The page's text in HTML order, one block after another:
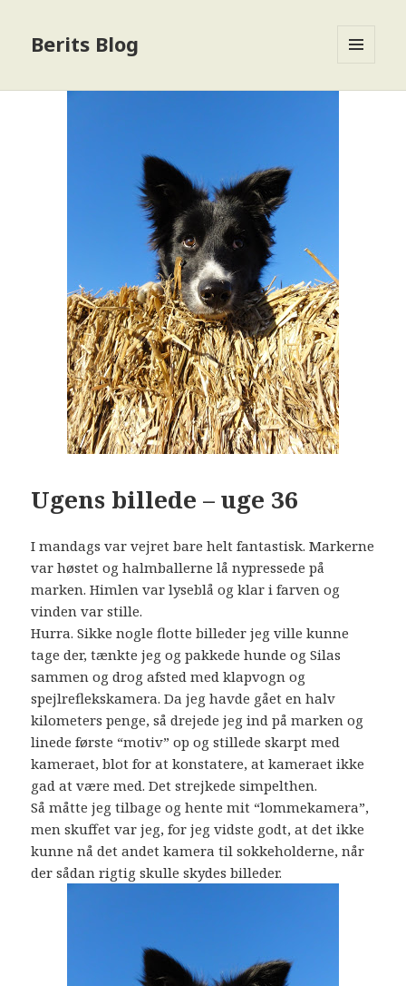
Berits Blog
Ugens billede – uge 36
I mandags var vejret bare helt fantastisk. Markerne
var høstet og halmballerne lå nypressede på
marken. Himlen var lyseblå og klar i farven og
vinden var stille.
Hurra. Sikke nogle flotte billeder jeg ville kunne
tage der, tænkte jeg og pakkede hunde og Silas
sammen og drog afsted med klapvogn og
spejlreflekskamera. Da jeg havde gået en halv
kilometers penge, så drejede jeg ind på marken og
linede første “motiv” op og stillede skarpt med
kameraet, blot for at konstatere, at kameraet ikke
gad at være med. Det strejkede simpelthen.
Så måtte jeg tilbage og hente mit “lommekamera”,
men skuffet var jeg, for jeg vidste godt, at det ikke
kunne nå det andet kamera til sokkeholderne, når
der sådan rigtig skulle skydes billeder.